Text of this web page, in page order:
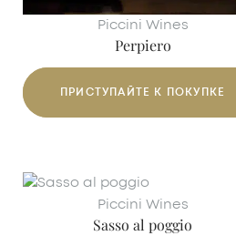
Piccini Wines
Perpiero
ПРИСТУПАЙТЕ К ПОКУПКЕ
Piccini Wines
Sasso al poggio